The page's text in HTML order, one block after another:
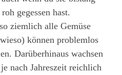
gegessen hast.
ziemlich alle Gemüse
können problemlos
Darüberhinaus wachsen
nach Jahreszeit reichlich